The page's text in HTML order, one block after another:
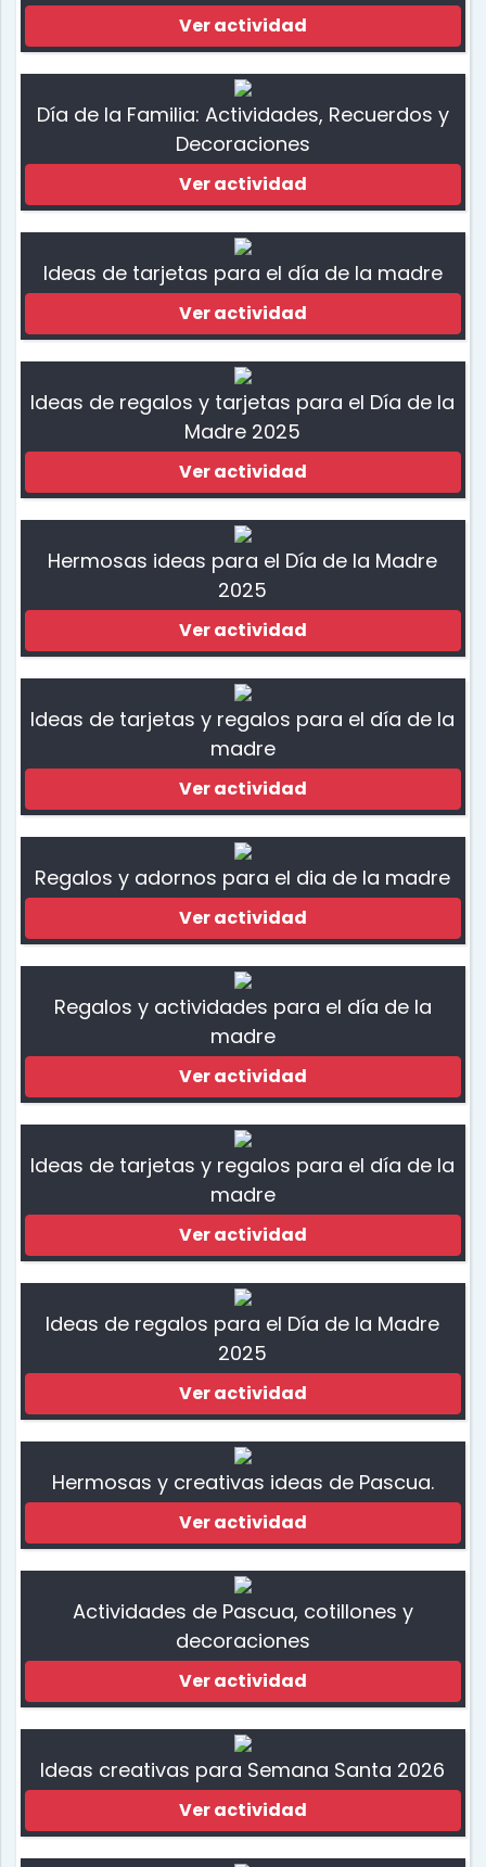
Ver actividad
Día de la Familia: Actividades, Recuerdos y
Decoraciones
Ver actividad
Ideas de tarjetas para el día de la madre
Ver actividad
Ideas de regalos y tarjetas para el Día de la
Madre 2025
Ver actividad
Hermosas ideas para el Día de la Madre
2025
Ver actividad
Ideas de tarjetas y regalos para el día de la
madre
Ver actividad
Regalos y adornos para el dia de la madre
Ver actividad
Regalos y actividades para el día de la
madre
Ver actividad
Ideas de tarjetas y regalos para el día de la
madre
Ver actividad
Ideas de regalos para el Día de la Madre
2025
Ver actividad
Hermosas y creativas ideas de Pascua.
Ver actividad
Actividades de Pascua, cotillones y
decoraciones
Ver actividad
Ideas creativas para Semana Santa 2026
Ver actividad